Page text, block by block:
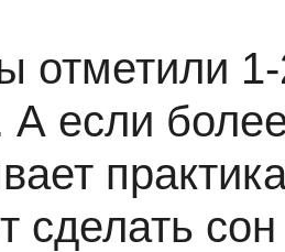
отметили 1-
А если
сделать